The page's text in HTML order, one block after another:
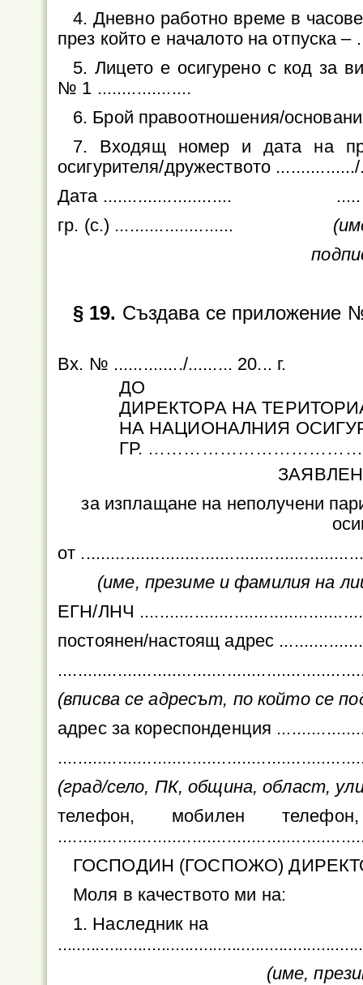
4. Дневно работно време в
през който е началото на отпуска –
5. Лицето е осигурено с код за
№ 1 ...................
6. Брой правоотношения/
7. Входящ номер и дата на
осигурителя/дружеството
Дата ..........................
гр. (с.) ........................
§ 19. Създава се приложение
Вх. № ............../......... 20... г.
ДО
ДИРЕКТОРА НА
НА НАЦИОНАЛНИЯ
ГР.
за изплащане на неполучени
от
(име, презиме и фамилия на
ЕГН/ЛНЧ
постоянен/настоящ адрес
(вписва се адресът, по който се
адрес за кореспонденция
(град/село, ПК, община, област,
телефон, мобилен
ГОСПОДИН (ГОСПОЖО)
Моля в качеството ми на:
1. Наследник на
(име,